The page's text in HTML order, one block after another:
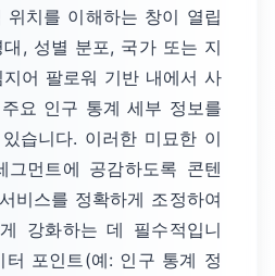
치를 이해하는 창이 열립
, 성별 분포, 국가 또는 지
어 팔로워 기반 내에서 사
요 인구 통계 세부 정보를
습니다. 이러한 미묘한 이
먼트에 공감하도록 콘텐
비스를 정확하게 조정하여
강화하는 데 필수적입니
포인트(예: 인구 통계 정